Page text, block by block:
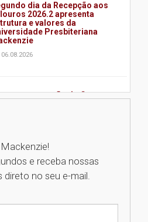
dia da Recepção aos
2026.2 apresenta
e valores da
Presbiteriana
06.08.2026
apresentação do Centro
Mackenzie
nova edição da Feira
e receba nossas
no seu e-mail.